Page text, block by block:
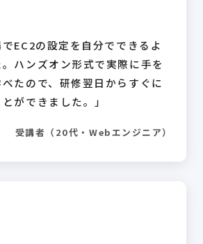
でEC2の設定を自分でできるよ
ハンズオン形式で実際に手を
たので、研修翌日からすぐに
ができました。」
受講者（20代・Webエンジニア）